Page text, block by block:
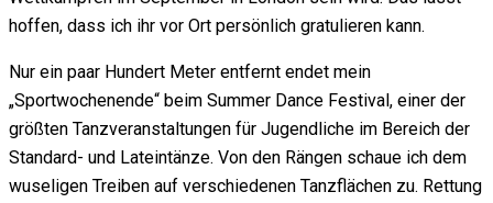
hoffen, dass ich ihr vor Ort persönlich gratulieren kann.
Nur ein paar Hundert Meter entfernt endet mein
„Sportwochenende“ beim Summer Dance Festival, einer der
größten Tanzveranstaltungen für Jugendliche im Bereich der
Standard- und Lateintänze. Von den Rängen schaue ich dem
wuseligen Treiben auf verschiedenen Tanzflächen zu. Rettung